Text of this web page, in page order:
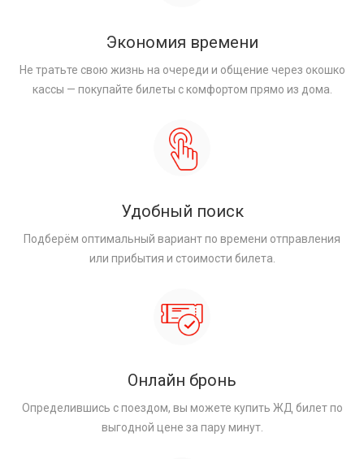
Экономия времени
Не тратьте свою жизнь на очереди и общение через окошко
кассы — покупайте билеты с комфортом прямо из дома.
Удобный поиск
Подберём оптимальный вариант по времени отправления
или прибытия и стоимости билета.
Онлайн бронь
Определившись с поездом, вы можете купить ЖД билет по
выгодной цене за пару минут.